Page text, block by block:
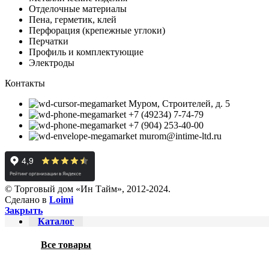
Отделочные материалы
Пена, герметик, клей
Перфорация (крепежные углоки)
Перчатки
Профиль и комплектующие
Электроды
Контакты
Муром, Строителей, д. 5
+7 (49234) 7-74-79
+7 (904) 253-40-00
murom@intime-ltd.ru
© Торговый дом «Ин Тайм», 2012-2024.
Сделано в Loimi
Закрыть
Каталог
Все товары